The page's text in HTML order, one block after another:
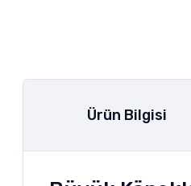
Ürün Bilgisi